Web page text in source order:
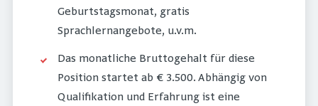
Geburtstagsmonat, gratis
Sprachlernangebote, u.v.m.
Das monatliche Bruttogehalt für diese
Position startet ab € 3.500. Abhängig von
Qualifikation und Erfahrung ist eine